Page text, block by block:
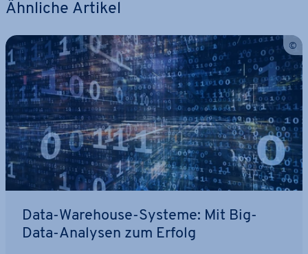
Ähnliche Artikel
Data-Warehouse-Systeme: Mit Big-
Data-Analysen zum Erfolg